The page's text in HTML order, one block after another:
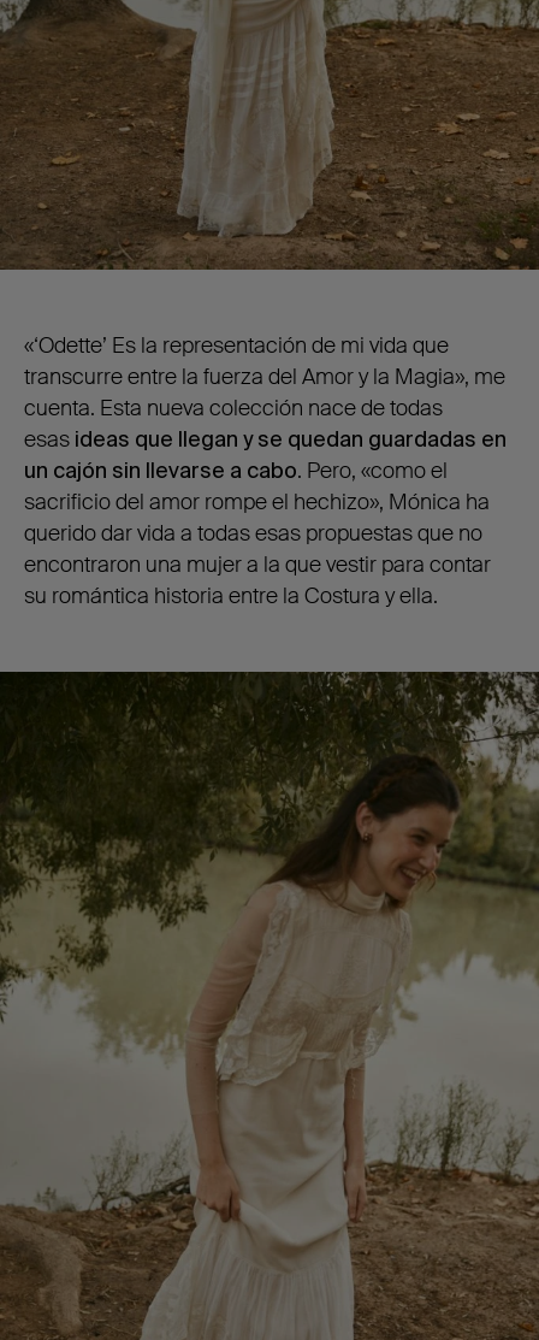
«‘Odette’ Es la representación de mi vida que
transcurre entre la fuerza del Amor y la Magia», me
cuenta. Esta nueva colección nace de todas
esas ideas que llegan y se quedan guardadas en
un cajón sin llevarse a cabo. Pero, «como el
sacrificio del amor rompe el hechizo», Mónica ha
querido dar vida a todas esas propuestas que no
encontraron una mujer a la que vestir para contar
su romántica historia entre la Costura y ella.